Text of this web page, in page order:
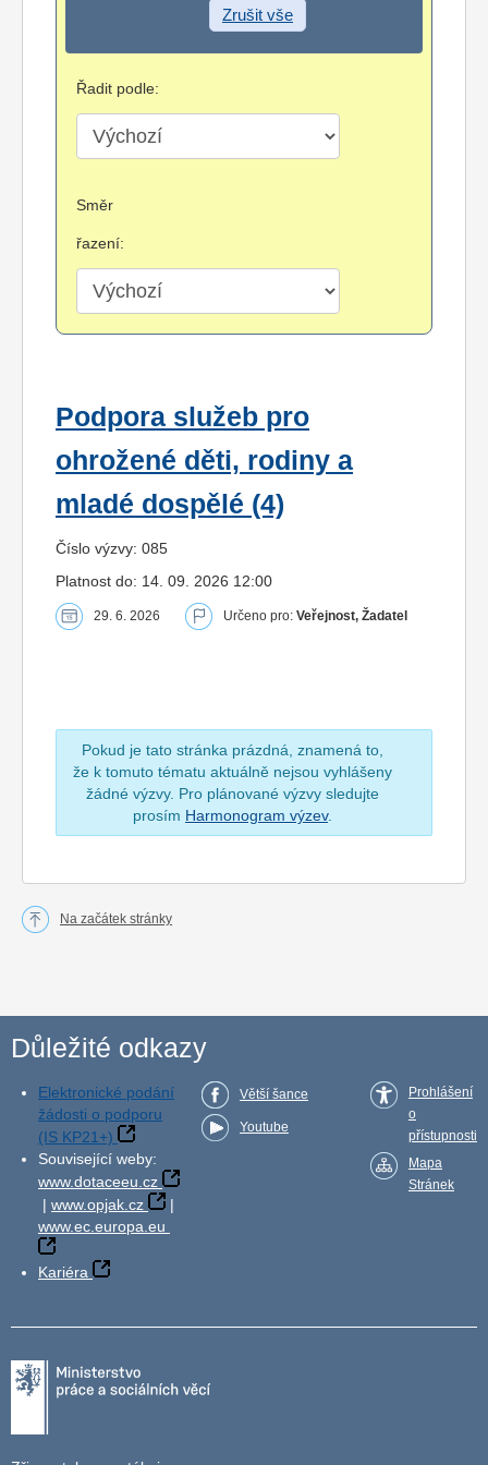
Zrušit vše
Řadit podle:
Směr
řazení:
Podpora služeb pro
ohrožené děti, rodiny a
mladé dospělé (4)
Číslo výzvy: 085
Platnost do: 14. 09. 2026 12:00
29. 6. 2026 Určeno pro: Veřejnost, Žadatel
Pokud je tato stránka prázdná, znamená to,
že k tomuto tématu aktuálně nejsou vyhlášeny
žádné výzvy. Pro plánované výzvy sledujte
prosím Harmonogram výzev.
Na začátek stránky
Důležité odkazy
Elektronické podání
žádosti o podporu
(IS KP21+)
Související weby:
www.dotaceeu.cz
| www.opjak.cz
|
www.ec.europa.eu
Kariéra
Větší šance
Youtube
Prohlášení
o
přístupnosti
Mapa
Stránek